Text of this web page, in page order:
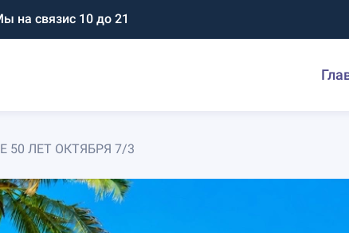
на связис 10 до 21
50 ЛЕТ ОКТЯБРЯ 7/3